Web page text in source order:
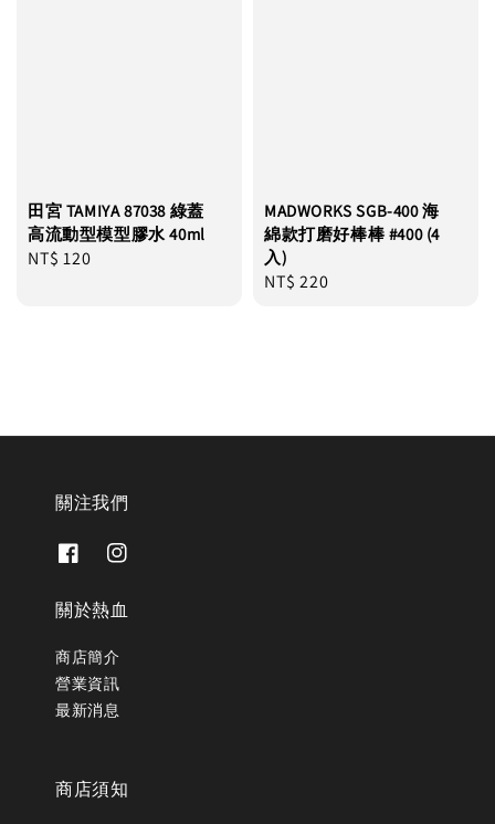
田宮 TAMIYA 87038 綠蓋
高流動型模型膠水 40ml
Regular
NT$ 120
MADWORKS SGB-400 海
綿款打磨好棒棒 #400 (4
入)
Regular
NT$ 220
關注我們
關於熱血
商店簡介
營業資訊
最新消息
商店須知